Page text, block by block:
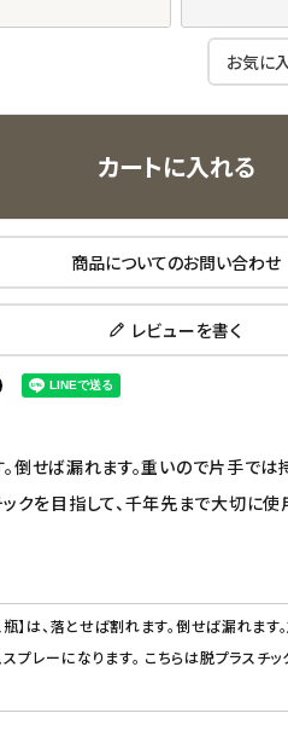
お気に
カートに入れる
商品についてのお問い合わせ
レビューを書く
せば漏れます。重いので片手では
を目指して、千年先まで大切に使
】は、落とせば割れます。倒せば漏れます
レーになります。 こちらは脱プラスチッ